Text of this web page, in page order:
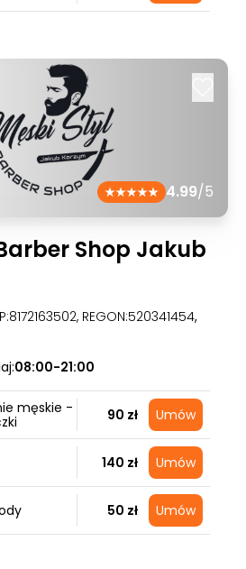
4.99/5
Shop Jakub
REGON:520341454,
08:00-21:00
męskie -
90 zł Umów
140 zł Umów
50 zł Umów